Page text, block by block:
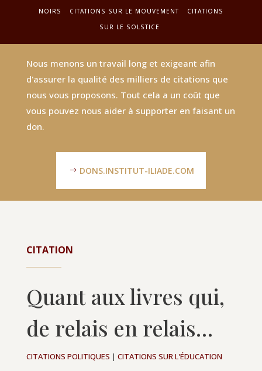
NOIRS
CITATIONS SUR LE MOUVEMENT
CITATIONS
SUR LE SOLSTICE
Nous menons un travail long et exigeant afin
d'assurer la qualité des milliers de citations que
nous vous proposons. Tout cela a un coût que
vous pouvez nous aider à supporter en faisant un
don.
DONS.INSTITUT-ILIADE.COM
CITATION
Quant aux livres qui,
de relais en relais…
CITATIONS POLITIQUES | CITATIONS SUR L'ÉDUCATION